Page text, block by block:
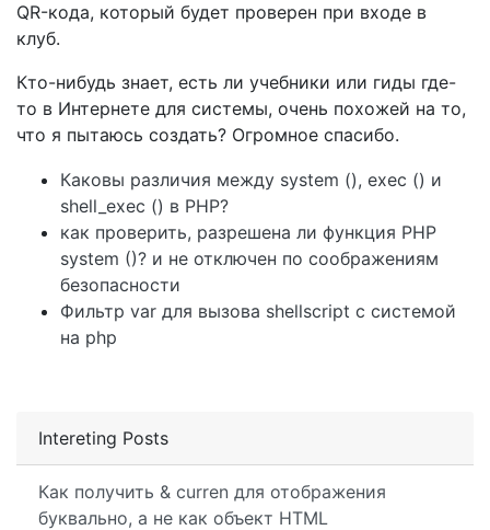
Intereting Posts
Как получить & curren для отображения
буквально, а не как объект HTML
QR-кода, который будет проверен при входе в
клуб.
Кто-нибудь знает, есть ли учебники или гиды где-
то в Интернете для системы, очень похожей на то,
что я пытаюсь создать? Огромное спасибо.
Каковы различия между system (), exec () и
shell_exec () в PHP?
как проверить, разрешена ли функция PHP
system ()? и не отключен по соображениям
безопасности
Фильтр var для вызова shellscript с системой
на php